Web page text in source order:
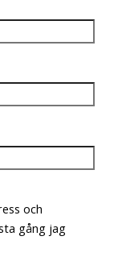
och
gång jag